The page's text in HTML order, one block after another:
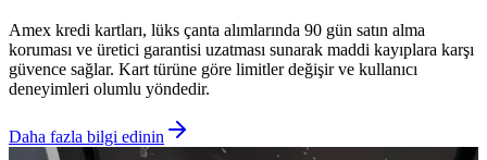
Amex kredi kartları, lüks çanta alımlarında 90 gün satın alma
koruması ve üretici garantisi uzatması sunarak maddi kayıplara karşı
güvence sağlar. Kart türüne göre limitler değişir ve kullanıcı
deneyimleri olumlu yöndedir.
Daha fazla bilgi edinin